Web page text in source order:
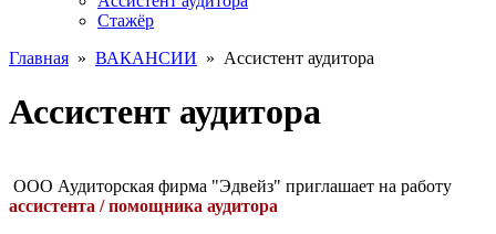
Стажёр
Главная » ВАКАНСИИ » Ассистент аудитора
Ассистент аудитора
ООО Аудиторская фирма "Эдвейз" приглашает на работу
ассистента / помощника аудитора